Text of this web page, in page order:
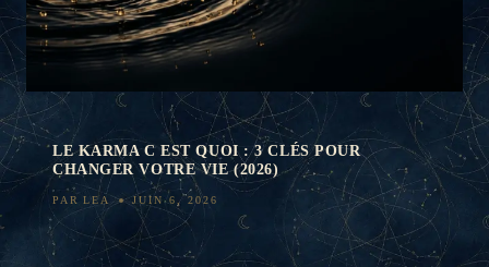
LE KARMA C EST QUOI : 3 CLÉS POUR
CHANGER VOTRE VIE (2026)
PAR LEA JUIN 6, 2026